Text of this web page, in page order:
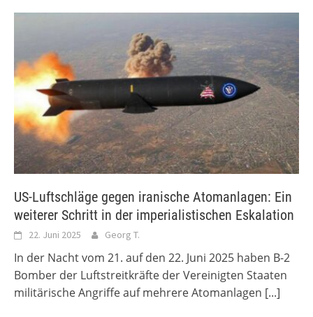
US-Luftschläge gegen iranische Atomanlagen: Ein
weiterer Schritt in der imperialistischen Eskalation
22. Juni 2025 Georg T.
In der Nacht vom 21. auf den 22. Juni 2025 haben B-2
Bomber der Luftstreitkräfte der Vereinigten Staaten
militärische Angriffe auf mehrere Atomanlagen [...]